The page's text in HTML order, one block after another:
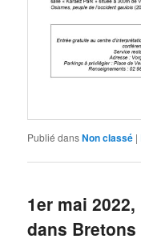
Publié dansNon classé |
1er mai
dans